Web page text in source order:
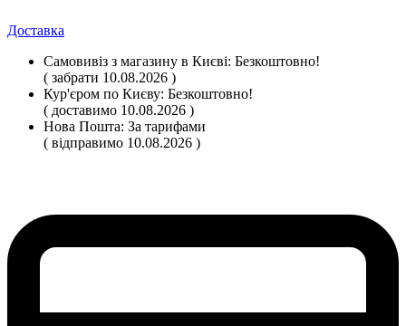
Доставка
Самовивіз з магазину в Києві: Безкоштовно!
( забрати 10.08.2026 )
Кур'єром по Києву: Безкоштовно!
( доставимо 10.08.2026 )
Нова Пошта: За тарифами
( відправимо 10.08.2026 )